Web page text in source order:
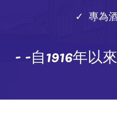
專為
- -自1916年以